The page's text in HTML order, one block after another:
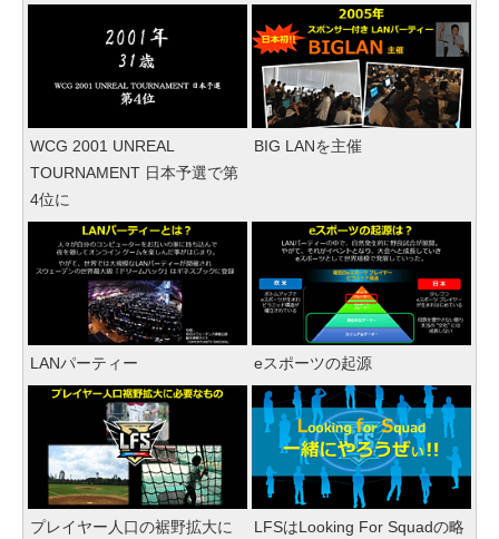
WCG 2001 UNREAL
TOURNAMENT 日本予選で第
4位に
BIG LANを主催
LANパーティー eスポーツの起源
プレイヤー人口の裾野拡大に
LFSはLooking For Squadの略